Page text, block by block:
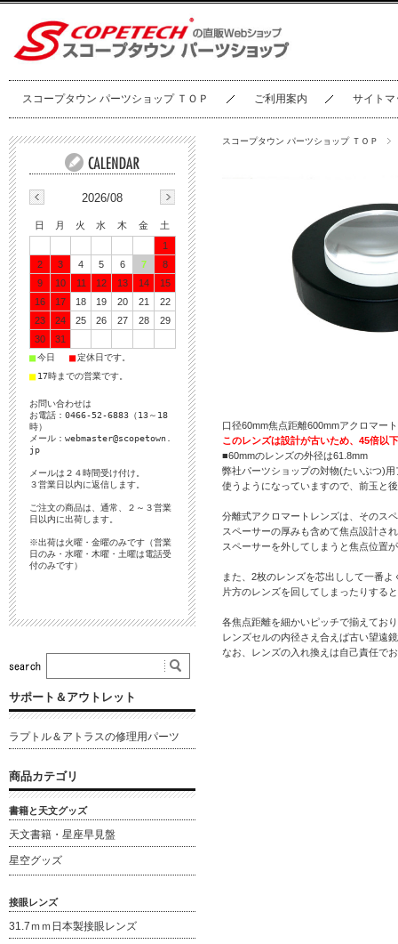
スコープタウン パーツショップ ＴＯＰ ご利用案内 サイトマ
スコープタウン パーツショップ ＴＯＰ
口径60mm焦点距離600mmアクロマー
このレンズは設計が古いため、45倍以
■60mmのレンズの外径は61.8mm
弊社パーツショップの対物(たいぶつ)
使うようになっていますので、前玉と
分離式アクロマートレンズは、そのス
スペーサーの厚みも含めて焦点設計さ
スペーサーを外してしまうと焦点位置
また、2枚のレンズを芯出しして一番
片方のレンズを回してしまったりする
各焦点距離を細かいピッチで揃えてお
レンズセルの内径さえ合えば古い望遠
なお、レンズの入れ換えは自己責任で
2026/08
日 月 火 水 木 金
土
1
2
3 4 5 6 7
8
9
10 11 12 13 14
15
16
17 18 19 20 21
22
23
24 25 26 27 28
29
30
31
■今日 ■定休日です。
■ 17時までの営業です。
お問い合わせは
お電話：0466-52-6883（13～18
時）
メール： webmaster@scopetown.
jp
メールは２４時間受け付け。
３営業日以内に返信します。
ご注文の商品は、通常、２～３営業
日以内に出荷します。
※出荷は火曜・金曜のみです（営業
日のみ・水曜・木曜・土曜は電話受
付のみです）
サポート＆アウトレット
ラプトル＆アトラスの修理用パーツ
商品カテゴリ
書籍と天文グッズ
天文書籍・星座早見盤
星空グッズ
接眼レンズ
31.7ｍｍ日本製接眼レンズ